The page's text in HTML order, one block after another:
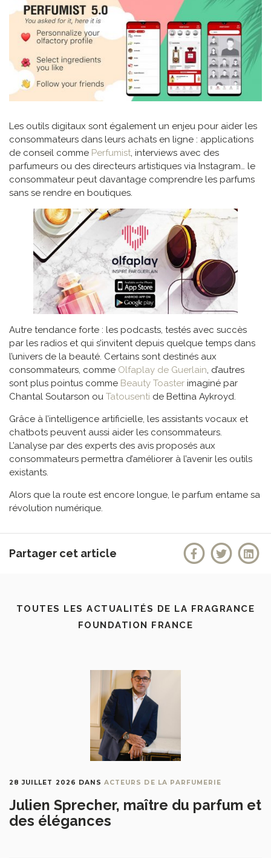
Les outils digitaux sont également un enjeu pour aider les
consommateurs dans leurs achats en ligne : applications
de conseil comme Perfumist, interviews avec des
parfumeurs ou des directeurs artistiques via Instagram… le
consommateur peut davantage comprendre les parfums
sans se rendre en boutiques.
Autre tendance forte : les podcasts, testés avec succès
par les radios et qui s’invitent depuis quelque temps dans
l’univers de la beauté. Certains sont destinés aux
consommateurs, comme Olfaplay de Guerlain, d’autres
sont plus pointus comme Beauty Toaster imaginé par
Chantal Soutarson ou Tatousenti de Bettina Aykroyd.
Grâce à l’intelligence artificielle, les assistants vocaux et
chatbots peuvent aussi aider les consommateurs.
L’analyse par des experts des avis proposés aux
consommateurs permettra d’améliorer à l’avenir les outils
existants.
Alors que la route est encore longue, le parfum entame sa
révolution numérique.
Partager cet article
TOUTES LES ACTUALITÉS DE LA FRAGRANCE
FOUNDATION FRANCE
28 JUILLET 2026 DANSACTEURS DE LA PARFUMERIE
Julien Sprecher, maître du parfum et
des élégances